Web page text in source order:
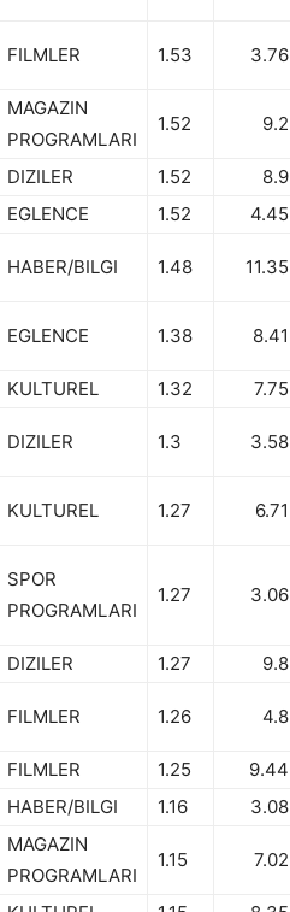
FILMLER 1.53 3.76
MAGAZIN
PROGRAMLARI
1.52 9.2
DIZILER 1.52
8.9
EGLENCE 1.52 4.45
HABER/BILGI 1.48 11.35
EGLENCE 1.38 8.41
KULTUREL 1.32 7.75
DIZILER 1.3 3.58
KULTUREL 1.27 6.71
SPOR
PROGRAMLARI
1.27 3.06
DIZILER 1.27 9.8
FILMLER 1.26 4.8
FILMLER 1.25
9.44
HABER/BILGI 1.16 3.08
MAGAZIN
PROGRAMLARI
1.15 7.02